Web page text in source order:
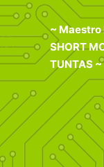
~
SHORT
TUNTAS ~